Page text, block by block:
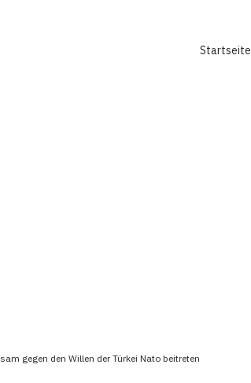
Startseite
gegen den Willen der Türkei Nato beitreten